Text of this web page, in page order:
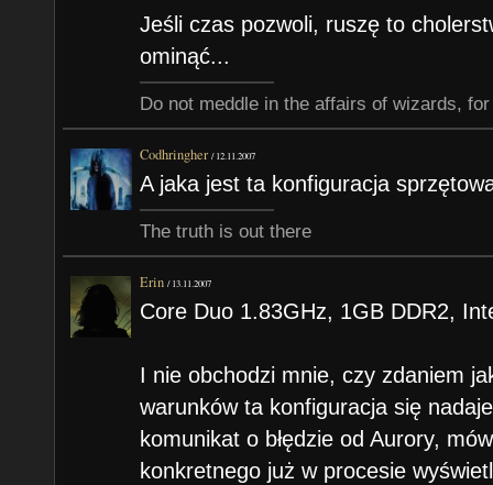
Jeśli czas pozwoli, ruszę to
ominąć...
Do not meddle in the affairs of wizards,
Codhringher /12.11.2007
A jaka jest ta konfiguracja
The truth is out there
Erin /13.11.2007
Core Duo 1.83GHz, 1GB DDR2,
I nie obchodzi mnie, czy zdaniem
warunków ta konfiguracja się
komunikat o błędzie od Aurory,
konkretnego już w procesie